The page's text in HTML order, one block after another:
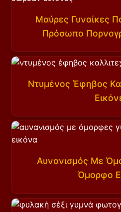
Μαύρες Γυναίκες
Πρόσωπο
Ντυμένος Έφηβος
Αυνανισμός Με
Όμορφο